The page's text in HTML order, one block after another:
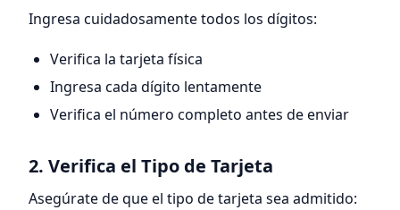
Ingresa cuidadosamente todos los dígitos:
Verifica la tarjeta física
Ingresa cada dígito lentamente
Verifica el número completo antes de enviar
2. Verifica el Tipo de Tarjeta
Asegúrate de que el tipo de tarjeta sea admitido: